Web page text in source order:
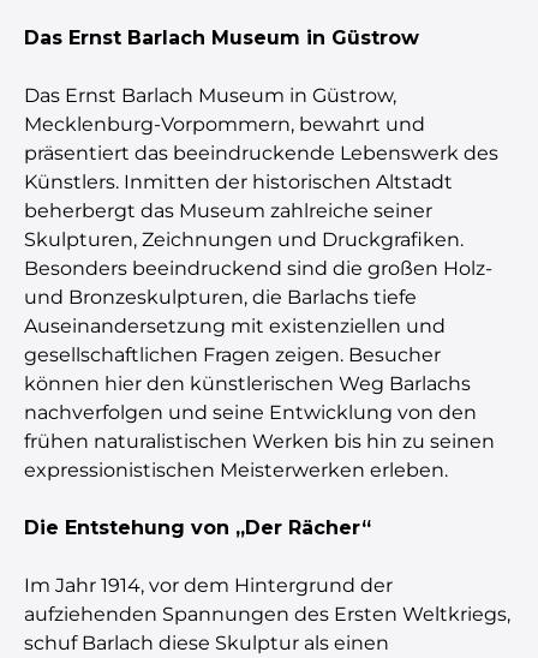
Das Ernst Barlach Museum in Güstrow
Das Ernst Barlach Museum in Güstrow,
Mecklenburg-Vorpommern, bewahrt und
präsentiert das beeindruckende Lebenswerk des
Künstlers. Inmitten der historischen Altstadt
beherbergt das Museum zahlreiche seiner
Skulpturen, Zeichnungen und Druckgrafiken.
Besonders beeindruckend sind die großen Holz-
und Bronzeskulpturen, die Barlachs tiefe
Auseinandersetzung mit existenziellen und
gesellschaftlichen Fragen zeigen. Besucher
können hier den künstlerischen Weg Barlachs
nachverfolgen und seine Entwicklung von den
frühen naturalistischen Werken bis hin zu seinen
expressionistischen Meisterwerken erleben.
Die Entstehung von „Der Rächer“
Im Jahr 1914, vor dem Hintergrund der
aufziehenden Spannungen des Ersten Weltkriegs,
schuf Barlach diese Skulptur als einen